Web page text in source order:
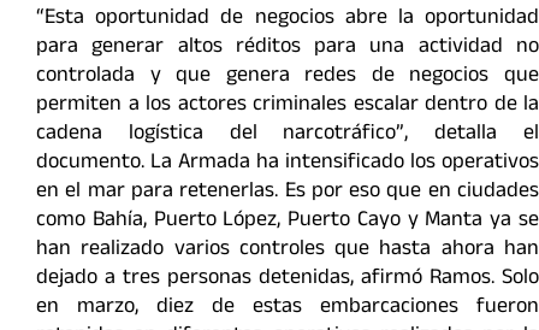
“Esta oportunidad de negocios abre la oportunidad
para generar altos réditos para una actividad no
controlada y que genera redes de negocios que
permiten a los actores criminales escalar dentro de la
cadena logística del narcotráfico”, detalla el
documento. La Armada ha intensificado los operativos
en el mar para retenerlas. Es por eso que en ciudades
como Bahía, Puerto López, Puerto Cayo y Manta ya se
han realizado varios controles que hasta ahora han
dejado a tres personas detenidas, afirmó Ramos. Solo
en marzo, diez de estas embarcaciones fueron